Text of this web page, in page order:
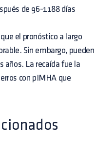
de 96-1188 días
el pronóstico a largo
Sin embargo, pueden
años. La recaída fue la
con pIMHA que